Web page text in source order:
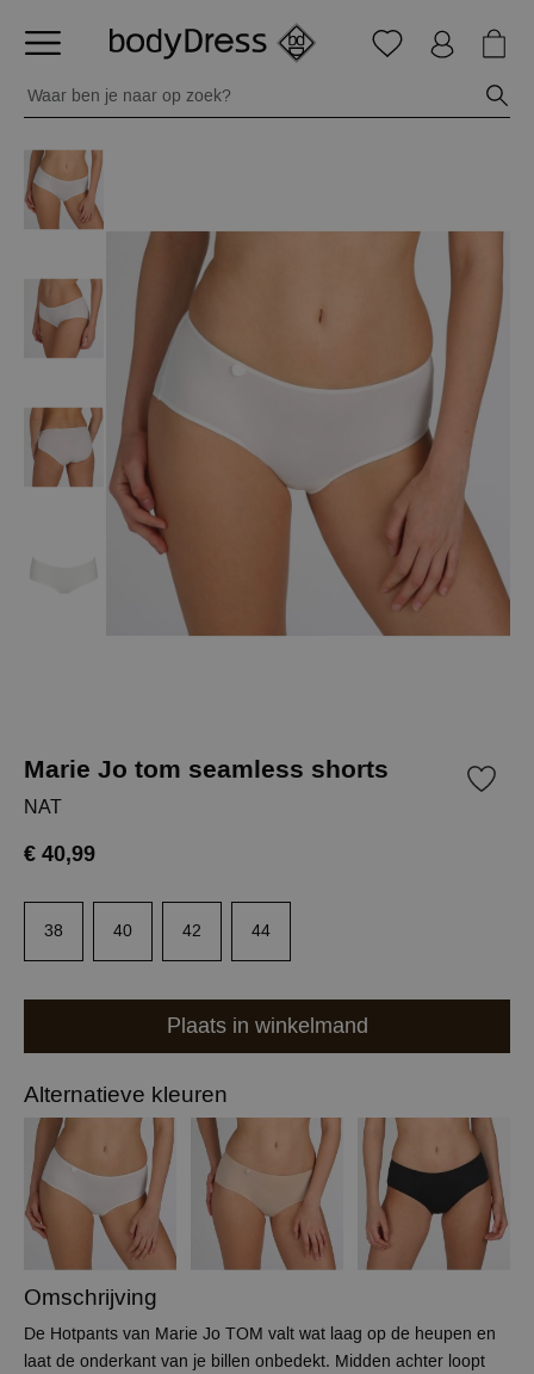
Marie Jo tom seamless shorts
NAT
€ 40,99
38 40 42 44
Plaats in winkelmand
Alternatieve kleuren
Omschrijving
De Hotpants van Marie Jo TOM valt wat laag op de heupen en
laat de onderkant van je billen onbedekt. Midden achter loopt